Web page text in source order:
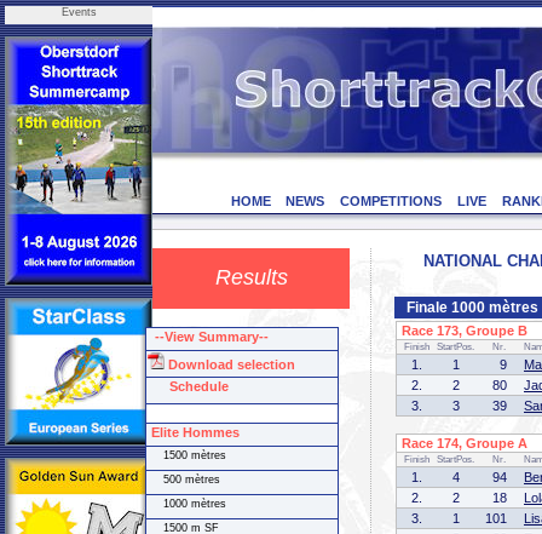
Events
HOME NEWS COMPETITIONS LIVE
Results
NATIONAL
Finale 1000
Race 173, Groupe B
Finish StartPos. Nr.
1. 1 9
2.
2 80
3.
3 39
Race 174, Groupe A
Finish StartPos. Nr.
1. 4 94
2.
2 18
3.
1 101
--View Summary--
Download selection
Schedule
Elite Hommes
1500 mètres
500 mètres
1000 mètres
1500 m SF